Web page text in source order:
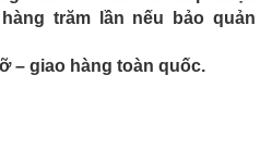
trăm lần nếu bảo quản
– giao hàng toàn quốc.